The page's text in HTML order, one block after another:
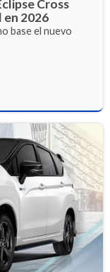
Cross
2026
base el nuevo